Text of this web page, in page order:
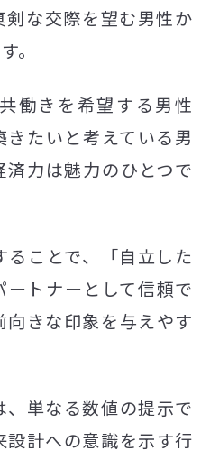
な交際を望む男性か
。
働きを希望する男性
たいと考えている男
力は魅力のひとつで
ことで、「自立した
トナーとして信頼で
きな印象を与えやす
単なる数値の提示で
計への意識を示す行